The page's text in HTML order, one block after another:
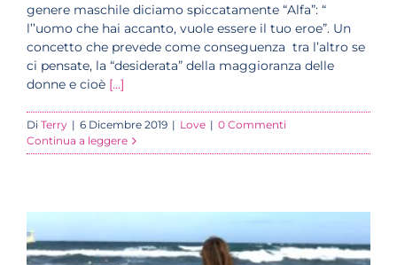
genere maschile diciamo spiccatamente “Alfa”: “
l’’uomo che hai accanto, vuole essere il tuo eroe”. Un
concetto che prevede come conseguenza tra l’altro se
ci pensate, la “desiderata” della maggioranza delle
donne e cioè [...]
Di Terry | 6 Dicembre 2019 | Love | 0 Commenti
Continua a leggere